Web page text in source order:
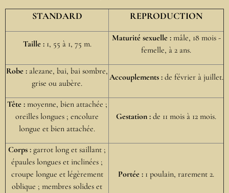
STANDARD REPRODUCTION
Taille :1, 55 à 1, 75 m.
Maturité sexuelle :mâle, 18 mois -
femelle, à 2 ans.
Robe : alezane, bai, bai sombre,
grise ou aubère.
Accouplements :de février à juillet.
Tête :moyenne, bien attachée ;
oreilles longues ; encolure
longue et bien attachée.
Gestation : de 11 mois à 12 mois.
Corps : garrot long et saillant ;
épaules longues et inclinées ;
croupe longue et légèrement
oblique ; membres solides et
Portée : 1 poulain, rarement 2.